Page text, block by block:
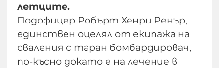
летците.
Подофицер Робърт Хенри Ренър,
единствен оцелял от екипажа на
сваления с таран бомбардировач,
по-късно докато е на лечение в